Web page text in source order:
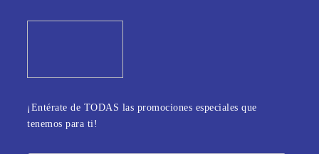
¡Entérate de TODAS las promociones especiales que
tenemos para ti!